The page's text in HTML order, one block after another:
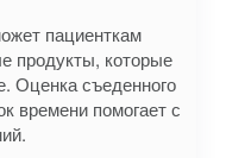
пациенткам
продукты, которые
Оценка съеденного
времени помогает с